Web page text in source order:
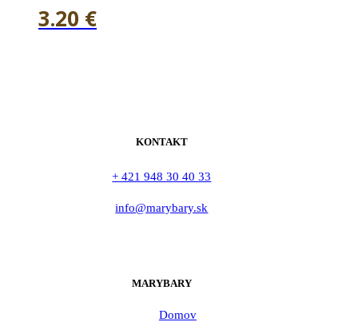
3.20 €
KONTAKT
+ 421 948 30 40 33
info@marybary.sk
MARYBARY
Domov